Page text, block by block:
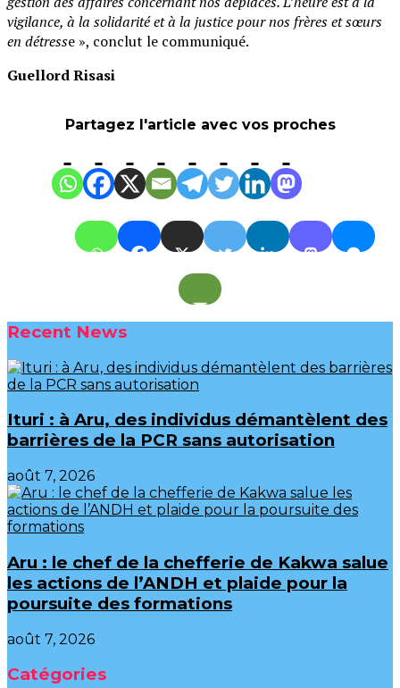
vigilance, à la solidarité et à la justice pour nos frères et sœurs
en détresse », conclut le communiqué.
Guellord Risasi
Partagez l'article avec vos proches
Recent News
Ituri : à Aru, des individus démantèlent des
barrières de la PCR sans autorisation
août 7, 2026
Aru : le chef de la chefferie de Kakwa salue
les actions de l’ANDH et plaide pour la
poursuite des formations
août 7, 2026
Catégories